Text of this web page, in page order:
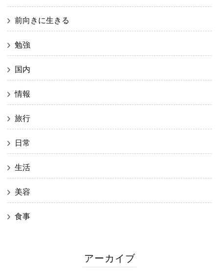
前向きに生きる
勉強
国内
情報
旅行
日常
生活
美容
食事
アーカイブ